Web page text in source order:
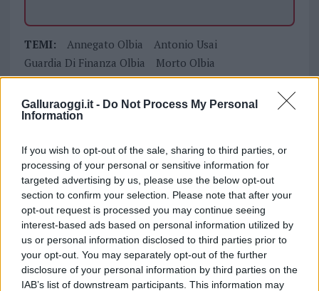
Galluraoggi.it - Do Not Process My Personal
Information
If you wish to opt-out of the sale, sharing to third parties, or
processing of your personal or sensitive information for
targeted advertising by us, please use the below opt-out
section to confirm your selection. Please note that after your
opt-out request is processed you may continue seeing
interest-based ads based on personal information utilized by
us or personal information disclosed to third parties prior to
your opt-out. You may separately opt-out of the further
disclosure of your personal information by third parties on the
IAB’s list of downstream participants. This information may
TEMI: Annegato Olbia
Antonio Usai
Guardia Di Finanza Olbia
Morto Olbia
Notizie Olbia
Tragedia Olbia
Notizie in tempo reale?
GalluraOggi.it
Inviaci le tue segnalazioni,
i tuoi video e le tue foto
Su WhatsApp al numero +39
345 356 7512